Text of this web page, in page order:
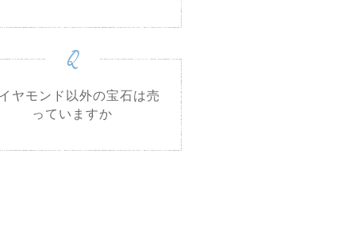
Q
ヤモンド以外の宝石は売
っていますか